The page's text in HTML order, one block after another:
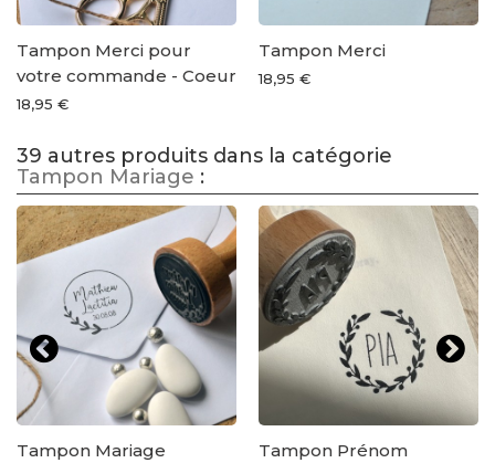
Tampon Merci pour
votre commande - Coeur
18,95 €
Tampon Merci
18,95 €
39 autres produits dans la catégorie
Tampon Mariage :
Tampon Mariage
Tampon Prénom